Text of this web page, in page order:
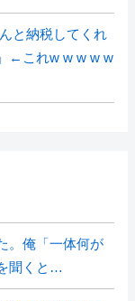
と納税してくれ
←これw w w w w
。俺「一体何が
聞くと…